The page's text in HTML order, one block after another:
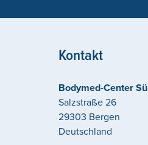
Kontakt
Bodymed-Center
Salzstraße 26
29303 Bergen
Deutschland